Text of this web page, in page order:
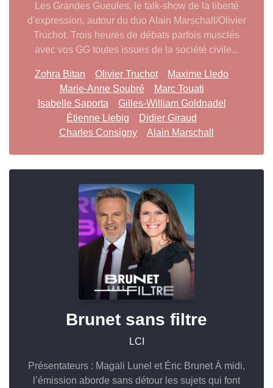
Les Grandes Gueules, le talk-show de la liberté
d'expression, autour du duo Alain Marschall/Olivier
Truchot. Trois heures de débats parfois musclés
avec vos GG toutes issues de la société civile...
Zohra Bitan Olivier Truchot
Maxime Lledo
Marie-Anne Soubré
Marc Touati
Isabelle Saporta
Gilles-William Goldnadel
Étienne Liebig
Didier Giraud
Charles Consigny
Alain Marschall
Brunet sans filtre
LCI
Présentateurs : Magali Lunel et Éric Brunet À midi,
l’émission aborde sans détour les sujets qui font